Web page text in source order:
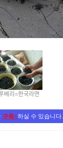
베리=한국라면
구독+하실 수 있습니다.